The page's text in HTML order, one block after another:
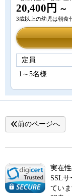
20,400円 ～
3歳以上の幼児は朝食
定員
1～5名様
前のページへ
実在
SSL
てい